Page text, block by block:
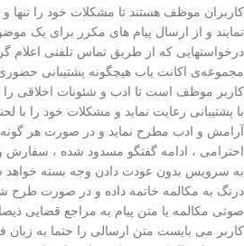
کاربران موظف هستند تا مشکلات خود را تنها و
نمایند و از ارسال پیام های مکرر برای یک
درخواستهایی که از طریق تماس تلفنی اعلام
مجموعه‌ی اکانت یاب هیچگونه پشتیبانی حضوری
کاربر موظف است تا ادب و شئونات اخلاقی را
با پشتیبانی رعایت نماید و مشکلات خود را با
آرامش و ادب مطرح نماید و در صورت هر
احترامی ، ادامه گفتگو مسدود شده ،
به سرویس بدون عودت دادن وجه بسته خواهد
درنگ به مکالمه خاتمه داده و در صورت طرح
صوتی مکالمه یا متن پیام به مراجع قضایی
کاربر می بایست متن ارسالی را حتما به زبان